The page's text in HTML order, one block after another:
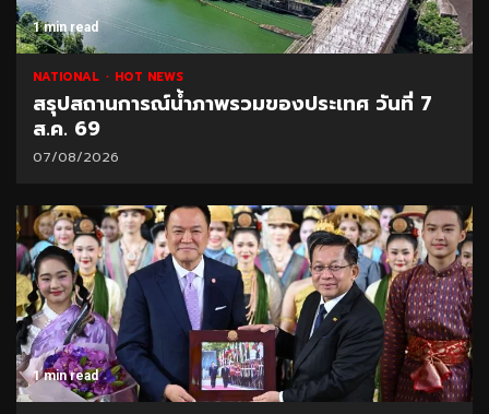
1 min read
NATIONAL HOT NEWS
สรุปสถานการณ์น้ำภาพรวมของประเทศ วันที่ 7
ส.ค. 69
07/08/2026
1 min read